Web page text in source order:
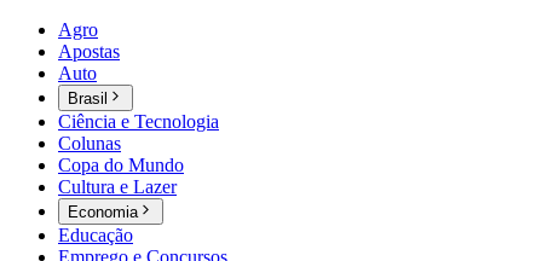
Agro
Apostas
Auto
Brasil
Ciência e Tecnologia
Colunas
Copa do Mundo
Cultura e Lazer
Economia
Educação